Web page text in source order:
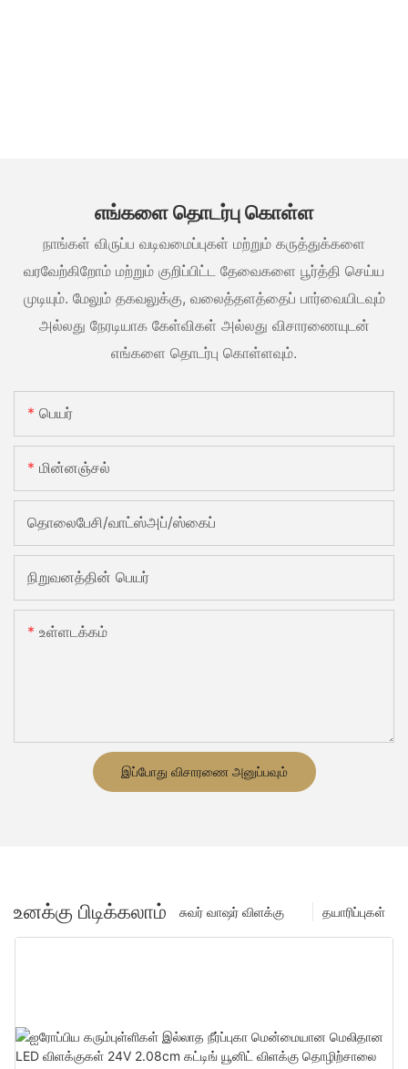
எங்களை தொடர்பு கொள்ள
நாங்கள் விருப்ப வடிவமைப்புகள் மற்றும் கருத்துக்களை
வரவேற்கிறோம் மற்றும் குறிப்பிட்ட தேவைகளை பூர்த்தி செய்ய
முடியும். மேலும் தகவலுக்கு, வலைத்தளத்தைப் பார்வையிடவும்
அல்லது நேரடியாக கேள்விகள் அல்லது விசாரணையுடன்
எங்களை தொடர்பு கொள்ளவும்.
பெயர்
மின்னஞ்சல்
தொலைபேசி/வாட்ஸ்அப்/ஸ்கைப்
நிறுவனத்தின் பெயர்
உள்ளடக்கம்
இப்போது விசாரணை அனுப்பவும்
உனக்கு பிடிக்கலாம் தயாரிப்புகள்
சுவர் வாஷர் விளக்கு